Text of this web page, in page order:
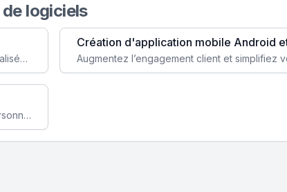
logiciels
Faites évoluer votre business avec des solutions logicielles personnalisées, parfaitement adaptées à vos besoins spécifiques.
Création d'application mobile Android
Améliorez l'efficacité de votre société avec une application web personnalisée accessible partout et tout le temps.